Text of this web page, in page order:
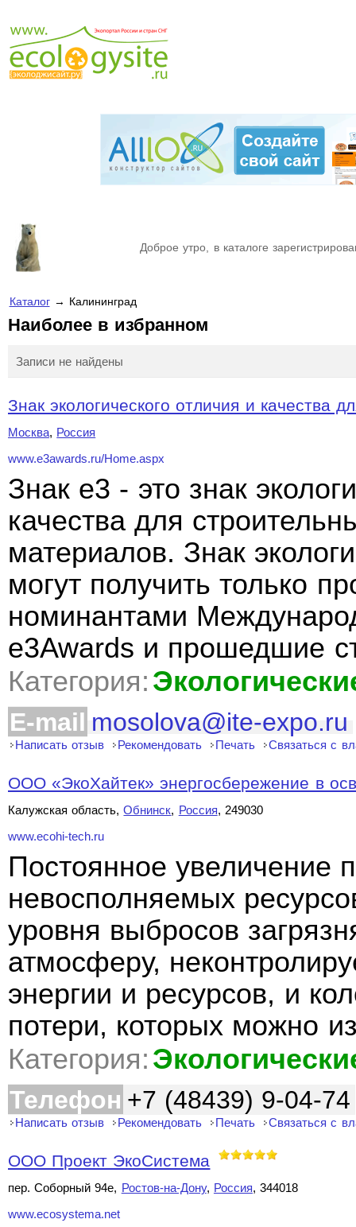
Доброе утро, в каталоге
Каталог→ Калининград
Наиболее в избранном
Записи не найдены
Знак экологического отличия и качества
Москва, Россия
www.e3awards.ru/Home.aspx
Знак e3 - это знак
качества для
материалов. Знак
могут получить только
номинантами
e3Awards и прошедшие
Категория:
E-mail mosolova@ite-expo.ru
Написать отзыв Рекомендовать Печать Связаться с
ООО «ЭкоХайтек» энергосбережение в
Калужская область,Обнинск, Россия, 249030
www.ecohi-tech.ru
Постоянное увеличение
невосполняемых
уровня выбросов
атмосферу,
энергии и ресурсов, и
потери, которых можно
Категория:
Телефон +7 (48439) 9-04-74
Написать отзыв Рекомендовать Печать Связаться с
ООО Проект ЭкоСистема
пер. Соборный 94е, Ростов-на-Дону, Россия, 344018
www.ecosystema.net